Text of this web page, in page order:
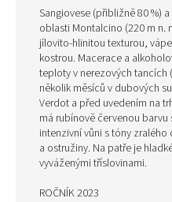
Sangiovese (přibližně 80 %)
oblasti Montalcino (220 m n.
jílovito-hlinitou texturou,
kostrou. Macerace a
teploty v nerezových tancích
několik měsíců v dubových
Verdot a před uvedením na
má rubínově červenou barvu
intenzivní vůni s tóny
a ostružiny. Na patře je
vyváženými tříslovinami.
ROČNÍK 2023